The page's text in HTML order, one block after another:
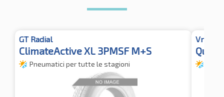
GT Radial
ClimateActive XL 3PMSF M+S
Pneumatici per tutte le stagioni